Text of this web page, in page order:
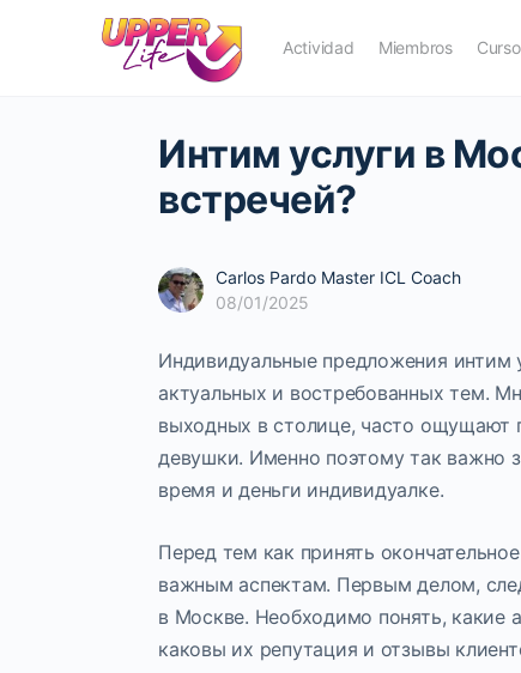
Actividad Miembros
Интим услуги в
встречей?
Carlos Pardo Master ICL Coach
08/01/2025
Индивидуальные предложения интим
актуальных и востребованных тем.
выходных в столице, часто ощущают
девушки. Именно поэтому так важно
время и деньги индивидуалке.
Перед тем как принять
важным аспектам. Первым делом,
в Москве. Необходимо понять, какие
каковы их репутация и отзывы